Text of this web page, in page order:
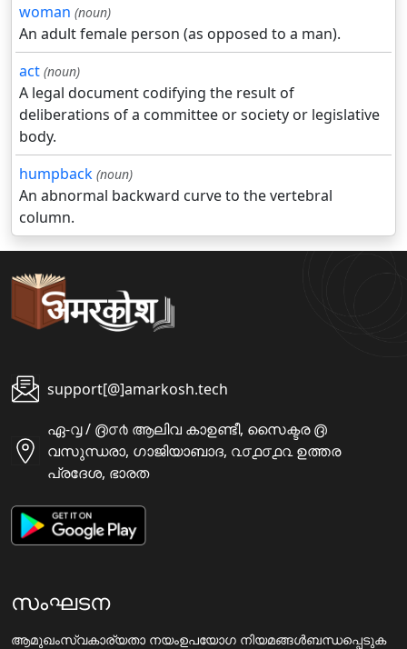
woman (noun)
An adult female person (as opposed to a man).
act (noun)
A legal document codifying the result of
deliberations of a committee or society or legislative
body.
humpback (noun)
An abnormal backward curve to the vertebral
column.
support[@]amarkosh.tech
ഏ-൮ / ൫൦൪ ആലിവ കാഉണ്ടീ, സൈക്ടര ൫
വസുന്ധരാ, ഗാജിയാബാദ, ൨൦൧൦൧൨ ഉത്തര
പ്രദേശ, ഭാരത
സംഘടന
ആമുഖംസ്വകാര്യതാ നയംഉപയോഗ നിയമങ്ങൾബന്ധപ്പെടുക